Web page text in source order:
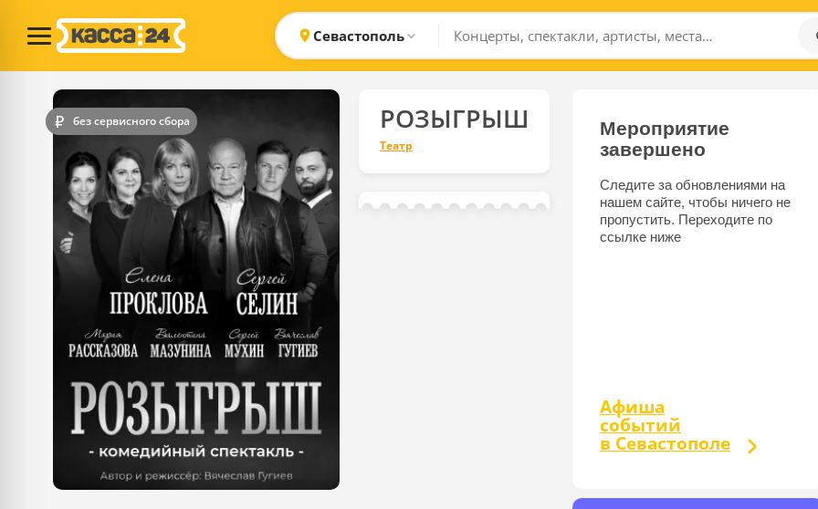
Севастополь
без сервисного сбора РОЗЫГРЫШ
Театр
Мероприятие
завершено
Следите за обновлениями на
нашем сайте, чтобы ничего не
пропустить. Переходите по
ссылке ниже
Афиша
событий
в Севастополе